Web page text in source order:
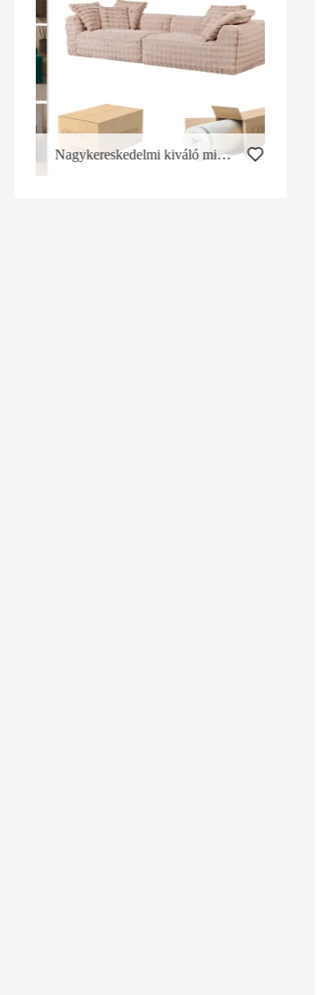
Nagykereskedelmi kiváló minőségű műnyúl szőrme vákuumzáras kanapé bútor modern 3 személyes szekcionált habszivacs préselt kanapé szett